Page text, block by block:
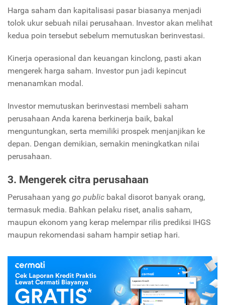
Harga saham dan kapitalisasi pasar biasanya menjadi
tolok ukur sebuah nilai perusahaan. Investor akan melihat
kedua poin tersebut sebelum memutuskan berinvestasi.
Kinerja operasional dan keuangan kinclong, pasti akan
mengerek harga saham. Investor pun jadi kepincut
menanamkan modal.
Investor memutuskan berinvestasi membeli saham
perusahaan Anda karena berkinerja baik, bakal
menguntungkan, serta memiliki prospek menjanjikan ke
depan. Dengan demikian, semakin meningkatkan nilai
perusahaan.
3. Mengerek citra perusahaan
Perusahaan yang go public bakal disorot banyak orang,
termasuk media. Bahkan pelaku riset, analis saham,
maupun ekonom yang kerap melempar rilis prediksi IHGS
maupun rekomendasi saham hampir setiap hari.